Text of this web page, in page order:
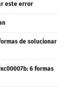
este error
de solucionar
6 formas